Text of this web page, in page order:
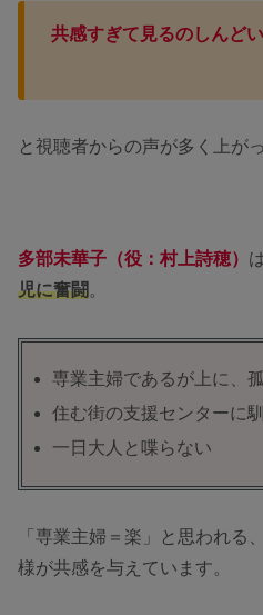
共感すぎて見るのしんどい
と視聴者からの声が多く上が
多部未華子（役：村上詩穂）
児に奮闘 。
専業主婦であるが上に、
住む街の支援センターに
一日大人と喋らない
「専業主婦＝楽」と思われる
様が共感を与えています。